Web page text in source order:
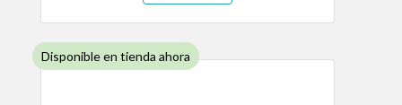
Disponible en tienda ahora